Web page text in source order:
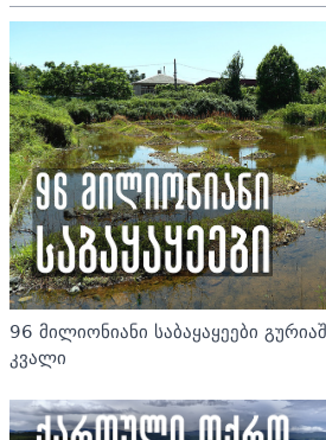
96 მილიონიანი საბაყაყეები
კვალი